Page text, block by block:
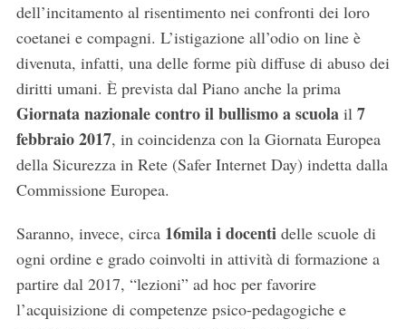
dell’incitamento al risentimento nei confronti dei loro
coetanei e compagni. L’istigazione all’odio on line è
divenuta, infatti, una delle forme più diffuse di abuso dei
diritti umani. È prevista dal Piano anche la prima
Giornata nazionale contro il bullismo a scuolail7
febbraio 2017, in coincidenza con la Giornata Europea
della Sicurezza in Rete (Safer Internet Day) indetta dalla
Commissione Europea.
Saranno, invece, circa 16mila i docentidelle scuole di
ogni ordine e grado coinvolti in attività di formazione a
partire dal 2017, “lezioni” ad hoc per favorire
l’acquisizione di competenze psico-pedagogiche e